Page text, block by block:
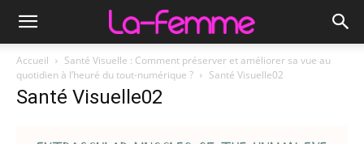
Accueil
Santé Visuelle : Comment préserver et améliorer sa vue au
quotidien à l’heuré du tout-numérique ?
Santé Visuelle02
Santé Visuelle02